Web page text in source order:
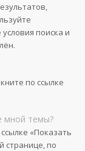
поиска и
по ссылке
мной темы?
«Показать
странице, по